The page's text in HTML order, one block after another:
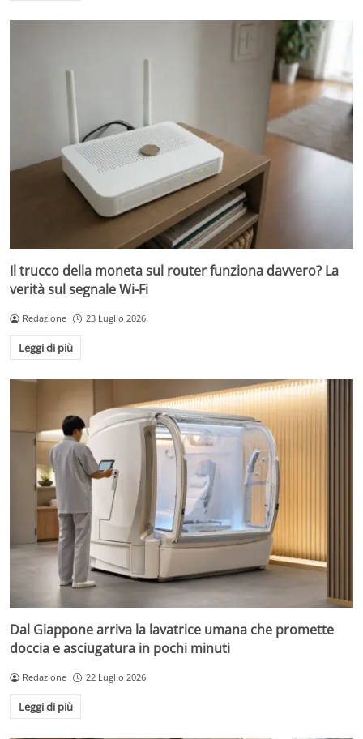
Il trucco della moneta sul router funziona davvero? La
verità sul segnale Wi-Fi
Redazione 23 Luglio 2026
Leggi di più
Dal Giappone arriva la lavatrice umana che promette
doccia e asciugatura in pochi minuti
Redazione 22 Luglio 2026
Leggi di più